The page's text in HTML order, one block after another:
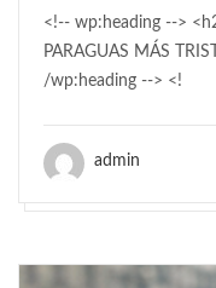
<!-- wp:heading -->
PARAGUAS MÁS
/wp:heading --> <!
admin